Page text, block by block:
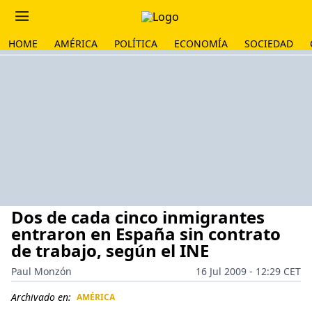
HOME AMÉRICA POLÍTICA ECONOMÍA SOCIEDAD
Dos de cada cinco inmigrantes
entraron en España sin contrato
de trabajo, según el INE
Paul Monzón
16 Jul 2009 - 12:29 CET
Archivado en: AMÉRICA